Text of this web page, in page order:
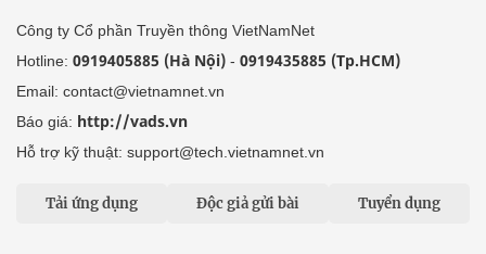
Công ty Cổ phần Truyền thông VietNamNet
Hotline: 0919405885 (Hà Nội) - 0919435885 (Tp.HCM)
Email: contact@vietnamnet.vn
Báo giá: http://vads.vn
Hỗ trợ kỹ thuật: support@tech.vietnamnet.vn
Tải ứng dụng Độc giả gửi bài Tuyển dụng